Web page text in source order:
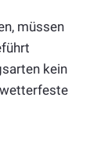
müssen
kein